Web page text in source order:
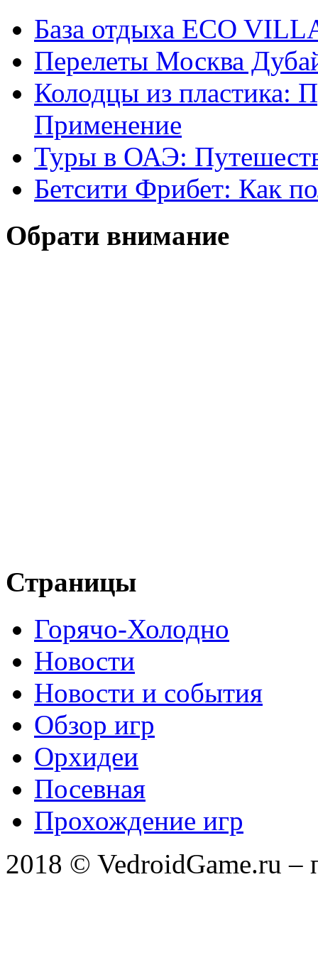
База отдыха ECO
Перелеты Москва
Колодцы из пластика:
Применение
Туры в ОАЭ:
Бетсити Фрибет: Как
Обрати внимание
Страницы
Горячо-Холодно
Новости
Новости и события
Обзор игр
Орхидеи
Посевная
Прохождение игр
2018 © VedroidGame.ru –